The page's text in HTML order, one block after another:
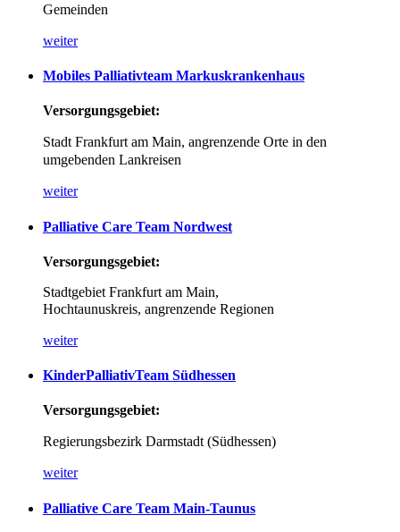
Gemeinden
weiter
Mobiles Palliativteam Markuskrankenhaus
Versorgungsgebiet:
Stadt Frankfurt am Main, angrenzende Orte in den
umgebenden Lankreisen
weiter
Palliative Care Team Nordwest
Versorgungsgebiet:
Stadtgebiet Frankfurt am Main,
Hochtaunuskreis, angrenzende Regionen
weiter
KinderPalliativTeam Südhessen
Versorgungsgebiet:
Regierungsbezirk Darmstadt (Südhessen)
weiter
Palliative Care Team Main-Taunus